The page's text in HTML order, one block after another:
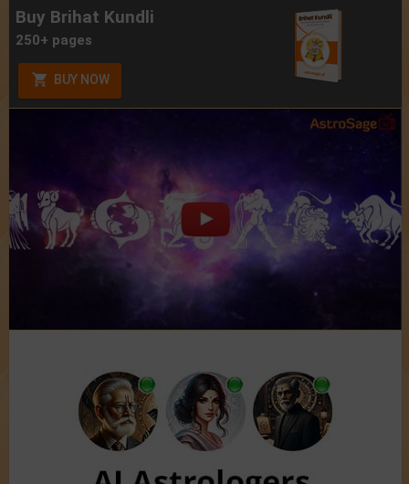
Buy Brihat Kundli
250+ pages
BUY NOW